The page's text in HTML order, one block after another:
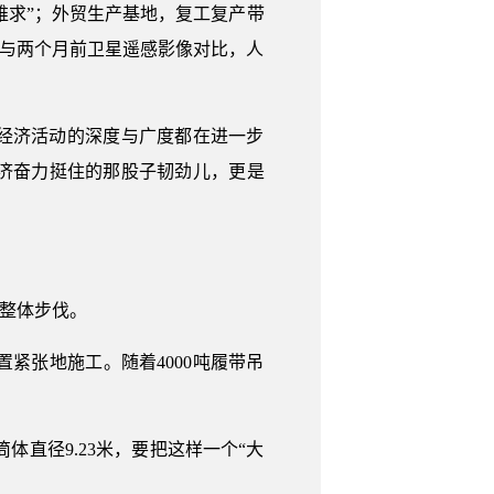
”；外贸生产基地，复工复产带
两个月前卫星遥感影像对比，人
济活动的深度与广度都在进一步
奋力挺住的那股子韧劲儿，更是
体步伐。
紧张地施工。随着4000吨履带吊
直径9.23米，要把这样一个“大